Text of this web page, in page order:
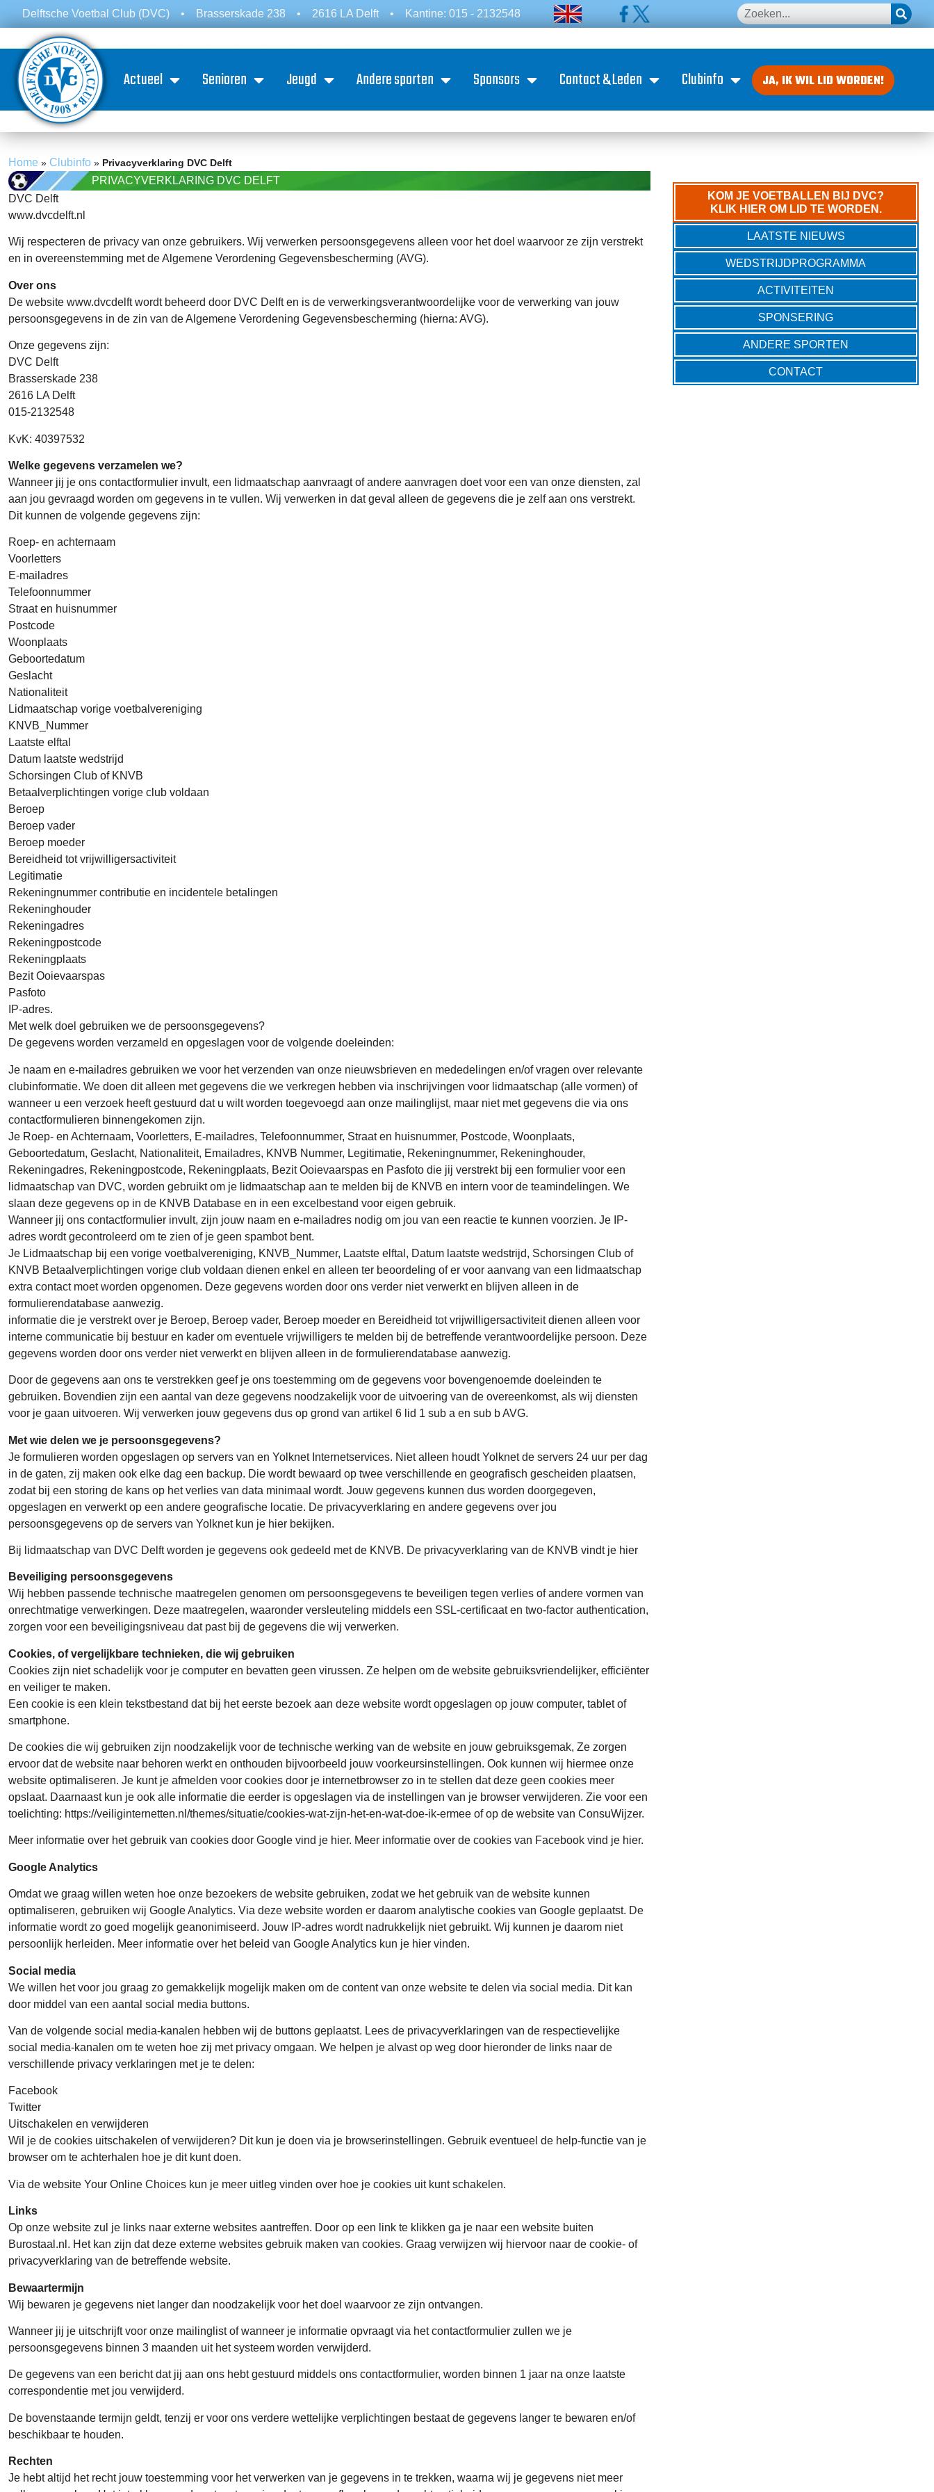
Delftsche Voetbal Club (DVC) • Brasserskade 238 • 2616 LA Delft • Kantine: 015 - 2132548
Actueel Senioren Jeugd Andere sporten Sponsors Contact & Leden Clubinfo JA, IK WIL LID WORDEN!
Home » Clubinfo » Privacyverklaring DVC Delft
PRIVACYVERKLARING DVC DELFT
DVC Delft
www.dvcdelft.nl
Wij respecteren de privacy van onze gebruikers. Wij verwerken persoonsgegevens alleen voor het doel waarvoor ze zijn verstrekt
en in overeenstemming met de Algemene Verordening Gegevensbescherming (AVG).
Over ons
De website www.dvcdelft wordt beheerd door DVC Delft en is de verwerkingsverantwoordelijke voor de verwerking van jouw
persoonsgegevens in de zin van de Algemene Verordening Gegevensbescherming (hierna: AVG).
Onze gegevens zijn:
DVC Delft
Brasserskade 238
2616 LA Delft
015-2132548
KvK: 40397532
Welke gegevens verzamelen we?
Wanneer jij je ons contactformulier invult, een lidmaatschap aanvraagt of andere aanvragen doet voor een van onze diensten, zal
aan jou gevraagd worden om gegevens in te vullen. Wij verwerken in dat geval alleen de gegevens die je zelf aan ons verstrekt.
Dit kunnen de volgende gegevens zijn:
Roep- en achternaam
Voorletters
E-mailadres
Telefoonnummer
Straat en huisnummer
Postcode
Woonplaats
Geboortedatum
Geslacht
Nationaliteit
Lidmaatschap vorige voetbalvereniging
KNVB_Nummer
Laatste elftal
Datum laatste wedstrijd
Schorsingen Club of KNVB
Betaalverplichtingen vorige club voldaan
Beroep
Beroep vader
Beroep moeder
Bereidheid tot vrijwilligersactiviteit
Legitimatie
Rekeningnummer contributie en incidentele betalingen
Rekeninghouder
Rekeningadres
Rekeningpostcode
Rekeningplaats
Bezit Ooievaarspas
Pasfoto
IP-adres.
Met welk doel gebruiken we de persoonsgegevens?
De gegevens worden verzameld en opgeslagen voor de volgende doeleinden:
Je naam en e-mailadres gebruiken we voor het verzenden van onze nieuwsbrieven en mededelingen en/of vragen over relevante
clubinformatie. We doen dit alleen met gegevens die we verkregen hebben via inschrijvingen voor lidmaatschap (alle vormen) of
wanneer u een verzoek heeft gestuurd dat u wilt worden toegevoegd aan onze mailinglijst, maar niet met gegevens die via ons
contactformulieren binnengekomen zijn.
Je Roep- en Achternaam, Voorletters, E-mailadres, Telefoonnummer, Straat en huisnummer, Postcode, Woonplaats,
Geboortedatum, Geslacht, Nationaliteit, Emailadres, KNVB Nummer, Legitimatie, Rekeningnummer, Rekeninghouder,
Rekeningadres, Rekeningpostcode, Rekeningplaats, Bezit Ooievaarspas en Pasfoto die jij verstrekt bij een formulier voor een
lidmaatschap van DVC, worden gebruikt om je lidmaatschap aan te melden bij de KNVB en intern voor de teamindelingen. We
slaan deze gegevens op in de KNVB Database en in een excelbestand voor eigen gebruik.
Wanneer jij ons contactformulier invult, zijn jouw naam en e-mailadres nodig om jou van een reactie te kunnen voorzien. Je IP-
adres wordt gecontroleerd om te zien of je geen spambot bent.
Je Lidmaatschap bij een vorige voetbalvereniging, KNVB_Nummer, Laatste elftal, Datum laatste wedstrijd, Schorsingen Club of
KNVB Betaalverplichtingen vorige club voldaan dienen enkel en alleen ter beoordeling of er voor aanvang van een lidmaatschap
extra contact moet worden opgenomen. Deze gegevens worden door ons verder niet verwerkt en blijven alleen in de
formulierendatabase aanwezig.
informatie die je verstrekt over je Beroep, Beroep vader, Beroep moeder en Bereidheid tot vrijwilligersactiviteit dienen alleen voor
interne communicatie bij bestuur en kader om eventuele vrijwilligers te melden bij de betreffende verantwoordelijke persoon. Deze
gegevens worden door ons verder niet verwerkt en blijven alleen in de formulierendatabase aanwezig.
Door de gegevens aan ons te verstrekken geef je ons toestemming om de gegevens voor bovengenoemde doeleinden te
gebruiken. Bovendien zijn een aantal van deze gegevens noodzakelijk voor de uitvoering van de overeenkomst, als wij diensten
voor je gaan uitvoeren. Wij verwerken jouw gegevens dus op grond van artikel 6 lid 1 sub a en sub b AVG.
Met wie delen we je persoonsgegevens?
Je formulieren worden opgeslagen op servers van en Yolknet Internetservices. Niet alleen houdt Yolknet de servers 24 uur per dag
in de gaten, zij maken ook elke dag een backup. Die wordt bewaard op twee verschillende en geografisch gescheiden plaatsen,
zodat bij een storing de kans op het verlies van data minimaal wordt. Jouw gegevens kunnen dus worden doorgegeven,
opgeslagen en verwerkt op een andere geografische locatie. De privacyverklaring en andere gegevens over jou
persoonsgegevens op de servers van Yolknet kun je hier bekijken.
Bij lidmaatschap van DVC Delft worden je gegevens ook gedeeld met de KNVB. De privacyverklaring van de KNVB vindt je hier
Beveiliging persoonsgegevens
Wij hebben passende technische maatregelen genomen om persoonsgegevens te beveiligen tegen verlies of andere vormen van
onrechtmatige verwerkingen. Deze maatregelen, waaronder versleuteling middels een SSL-certificaat en two-factor authentication,
zorgen voor een beveiligingsniveau dat past bij de gegevens die wij verwerken.
Cookies, of vergelijkbare technieken, die wij gebruiken
Cookies zijn niet schadelijk voor je computer en bevatten geen virussen. Ze helpen om de website gebruiksvriendelijker, efficiënter
en veiliger te maken.
Een cookie is een klein tekstbestand dat bij het eerste bezoek aan deze website wordt opgeslagen op jouw computer, tablet of
smartphone.
De cookies die wij gebruiken zijn noodzakelijk voor de technische werking van de website en jouw gebruiksgemak, Ze zorgen
ervoor dat de website naar behoren werkt en onthouden bijvoorbeeld jouw voorkeursinstellingen. Ook kunnen wij hiermee onze
website optimaliseren. Je kunt je afmelden voor cookies door je internetbrowser zo in te stellen dat deze geen cookies meer
opslaat. Daarnaast kun je ook alle informatie die eerder is opgeslagen via de instellingen van je browser verwijderen. Zie voor een
toelichting: https://veiliginternetten.nl/themes/situatie/cookies-wat-zijn-het-en-wat-doe-ik-ermee of op de website van ConsuWijzer.
Meer informatie over het gebruik van cookies door Google vind je hier. Meer informatie over de cookies van Facebook vind je hier.
Google Analytics
Omdat we graag willen weten hoe onze bezoekers de website gebruiken, zodat we het gebruik van de website kunnen
optimaliseren, gebruiken wij Google Analytics. Via deze website worden er daarom analytische cookies van Google geplaatst. De
informatie wordt zo goed mogelijk geanonimiseerd. Jouw IP-adres wordt nadrukkelijk niet gebruikt. Wij kunnen je daarom niet
persoonlijk herleiden. Meer informatie over het beleid van Google Analytics kun je hier vinden.
Social media
We willen het voor jou graag zo gemakkelijk mogelijk maken om de content van onze website te delen via social media. Dit kan
door middel van een aantal social media buttons.
Van de volgende social media-kanalen hebben wij de buttons geplaatst. Lees de privacyverklaringen van de respectievelijke
social media-kanalen om te weten hoe zij met privacy omgaan. We helpen je alvast op weg door hieronder de links naar de
verschillende privacy verklaringen met je te delen:
Facebook
Twitter
Uitschakelen en verwijderen
Wil je de cookies uitschakelen of verwijderen? Dit kun je doen via je browserinstellingen. Gebruik eventueel de help-functie van je
browser om te achterhalen hoe je dit kunt doen.
Via de website Your Online Choices kun je meer uitleg vinden over hoe je cookies uit kunt schakelen.
Links
Op onze website zul je links naar externe websites aantreffen. Door op een link te klikken ga je naar een website buiten
Burostaal.nl. Het kan zijn dat deze externe websites gebruik maken van cookies. Graag verwijzen wij hiervoor naar de cookie- of
privacyverklaring van de betreffende website.
Bewaartermijn
Wij bewaren je gegevens niet langer dan noodzakelijk voor het doel waarvoor ze zijn ontvangen.
Wanneer jij je uitschrijft voor onze mailinglist of wanneer je informatie opvraagt via het contactformulier zullen we je
persoonsgegevens binnen 3 maanden uit het systeem worden verwijderd.
De gegevens van een bericht dat jij aan ons hebt gestuurd middels ons contactformulier, worden binnen 1 jaar na onze laatste
correspondentie met jou verwijderd.
De bovenstaande termijn geldt, tenzij er voor ons verdere wettelijke verplichtingen bestaat de gegevens langer te bewaren en/of
beschikbaar te houden.
Rechten
Je hebt altijd het recht jouw toestemming voor het verwerken van je gegevens in te trekken, waarna wij je gegevens niet meer
KOM JE VOETBALLEN BIJ DVC?
KLIK HIER OM LID TE WORDEN.
LAATSTE NIEUWS
WEDSTRIJDPROGRAMMA
ACTIVITEITEN
SPONSERING
ANDERE SPORTEN
CONTACT